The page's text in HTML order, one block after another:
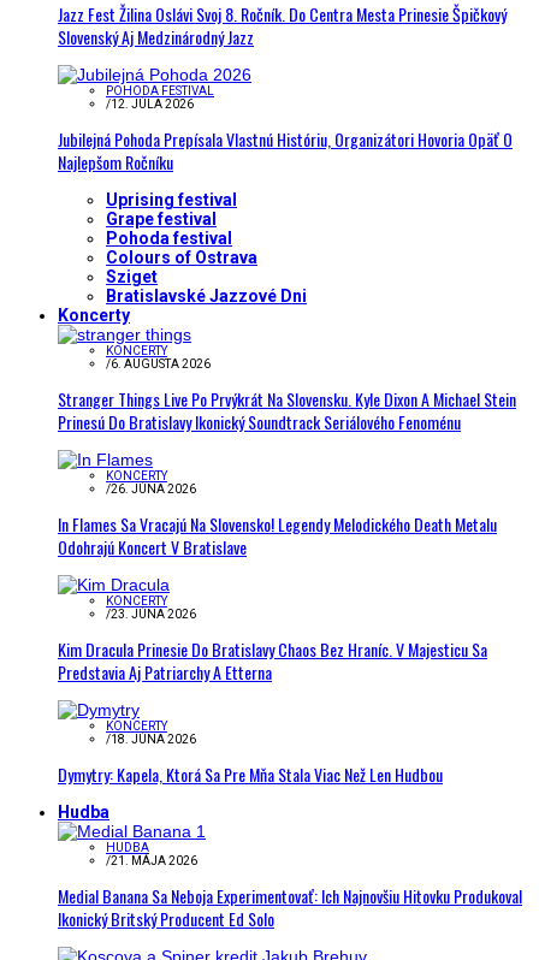
Jazz Fest Žilina Oslávi Svoj 8. Ročník. Do Centra Mesta Prinesie Špičkový
Slovenský Aj Medzinárodný Jazz
POHODA FESTIVAL
/12. JÚLA 2026
Jubilejná Pohoda Prepísala Vlastnú Históriu, Organizátori Hovoria Opäť O
Najlepšom Ročníku
Uprising festival
Grape festival
Pohoda festival
Colours of Ostrava
Sziget
Bratislavské Jazzové Dni
Koncerty
KONCERTY
/6. AUGUSTA 2026
Stranger Things Live Po Prvýkrát Na Slovensku. Kyle Dixon A Michael Stein
Prinesú Do Bratislavy Ikonický Soundtrack Seriálového Fenoménu
KONCERTY
/26. JÚNA 2026
In Flames Sa Vracajú Na Slovensko! Legendy Melodického Death Metalu
Odohrajú Koncert V Bratislave
KONCERTY
/23. JÚNA 2026
Kim Dracula Prinesie Do Bratislavy Chaos Bez Hraníc. V Majesticu Sa
Predstavia Aj Patriarchy A Etterna
KONCERTY
/18. JÚNA 2026
Dymytry: Kapela, Ktorá Sa Pre Mňa Stala Viac Než Len Hudbou
Hudba
HUDBA
/21. MÁJA 2026
Medial Banana Sa Neboja Experimentovať: Ich Najnovšiu Hitovku Produkoval
Ikonický Britský Producent Ed Solo